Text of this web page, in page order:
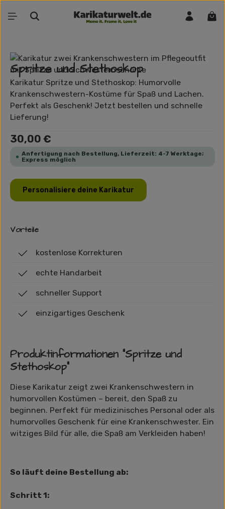
Zum Hauptinhalt springen
Bildergalerie überspringen
Spritze und Stethoskop
Karikatur Spritze und Stethoskop: Humorvolle
Krankenschwestern-Kostüme für Spaß und Lachen.
Perfekt als Geschenk! Jetzt bestellen und schnelle
Lieferung!
Regulärer Preis:
30,00 €
Anfertigung nach Bestellung, Lieferzeit: 4-7 Werktage;
Express möglich
Personalisiere deine Karikatur
Vorteile
kostenlose Korrekturen
echte Handarbeit
schneller Support
einzigartiges Geschenk
Produktinformationen "Spritze und
Stethoskop"
Diese Karikatur zeigt zwei Krankenschwestern in
humorvollen Kostümen – bereit, den Spaß zu
beginnen. Perfekt für medizinisches Personal oder als
humorvolles Geschenk für eine Krankenschwester. Ein
witziges Bild für alle, die Spaß am Verkleiden haben!
So läuft deine Bestellung ab:
Schritt 1: